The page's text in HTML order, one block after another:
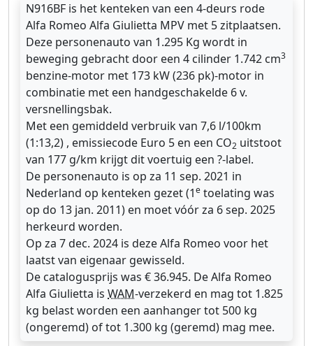
N916BF is het kenteken van een 4-deurs rode
Alfa Romeo Alfa Giulietta MPV met 5 zitplaatsen.
Deze personenauto van 1.295 Kg wordt in
beweging gebracht door een 4 cilinder 1.742 cm3
benzine-motor met 173 kW (236 pk)-motor in
combinatie met een handgeschakelde 6 v.
versnellingsbak.
Met een gemiddeld verbruik van 7,6 l/100km
(1:13,2) , emissiecode Euro 5 en een CO2 uitstoot
van 177 g/km krijgt dit voertuig een ?-label.
De personenauto is op za 11 sep. 2021 in
Nederland op kenteken gezet (1e toelating was
op do 13 jan. 2011) en moet vóór za 6 sep. 2025
herkeurd worden.
Op za 7 dec. 2024 is deze Alfa Romeo voor het
laatst van eigenaar gewisseld.
De catalogusprijs was € 36.945. De Alfa Romeo
Alfa Giulietta is WAM-verzekerd en mag tot 1.825
kg belast worden een aanhanger tot 500 kg
(ongeremd) of tot 1.300 kg (geremd) mag mee.